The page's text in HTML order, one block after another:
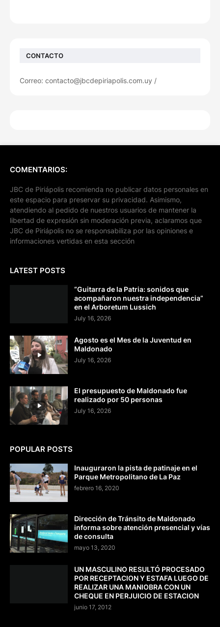
CONTACTO
Correo: contacto@jbcdepiriapolis.com.uy /
COMENTARIOS:
JBC de Piriápolis recomienda no publicar datos personales en
este espacio para preservar su privacidad. Asimismo,
atendiendo al pedido de nuestros usuarios de mantener la
libertad de expresión sin moderación previa, aclaramos que
JBC de Piriápolis no se responsabiliza por las opiniones e
informaciones vertidas en esta sección
LATEST POSTS
“Guitarra de la Patria: sonidos que
acompañaron nuestra independencia”
en el Arboretum Lussich
July 16, 2026
Agosto es el Mes de la Juventud en
Maldonado
July 16, 2026
El presupuesto de Maldonado fue
realizado por 50 personas
July 16, 2026
POPULAR POSTS
Inauguraron la pista de patinaje en el
Parque Metropolitano de La Paz
febrero 16, 2020
Dirección de Tránsito de Maldonado
informa sobre atención presencial y vías
de consulta
mayo 13, 2020
UN MASCULINO RESULTÓ PROCESADO
POR RECEPTACION Y ESTAFA LUEGO DE
REALIZAR UNA MANIOBRA CON UN
CHEQUE EN PERJUICIO DE ESTACION
junio 17, 2012